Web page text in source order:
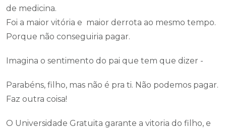
de medicina.
Foi a maior vitória e maior derrota ao mesmo tempo.
Porque não conseguiria pagar.
Imagina o sentimento do pai que tem que dizer -
Parabéns, filho, mas não é pra ti. Não podemos pagar.
Faz outra coisa!
O Universidade Gratuita garante a vitoria do filho, e